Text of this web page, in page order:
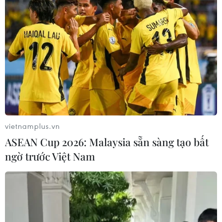
TIN LIÊN QUAN
Hội nghị Thế giới Di động chính thức hủy
bỏ vì dịch Covid-19
vietnamplus.vn
ASEAN Cup 2026: Malaysia sẵn sàng tạo bất
ngờ trước Việt Nam